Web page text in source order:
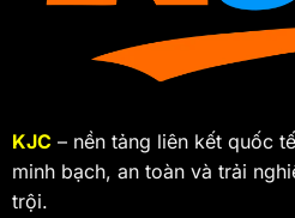
KJC – nền tảng liên kết quốc
minh bạch, an toàn và trải
trội.